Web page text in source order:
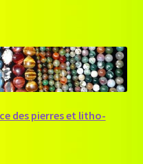
des pierres et litho-